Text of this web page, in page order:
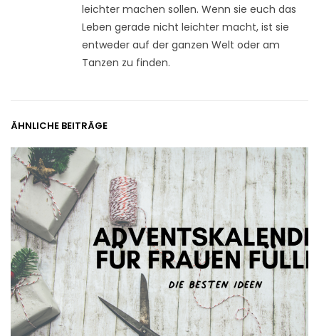
leichter machen sollen. Wenn sie euch das
Leben gerade nicht leichter macht, ist sie
entweder auf der ganzen Welt oder am
Tanzen zu finden.
ÄHNLICHE BEITRÄGE